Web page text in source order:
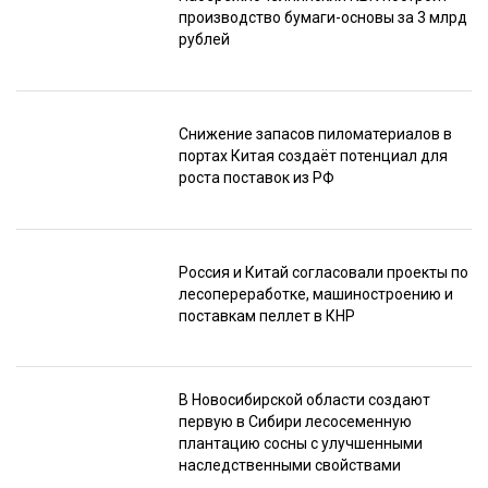
производство бумаги-основы за 3 млрд
рублей
Снижение запасов пиломатериалов в
портах Китая создаёт потенциал для
роста поставок из РФ
Россия и Китай согласовали проекты по
лесопереработке, машиностроению и
поставкам пеллет в КНР
В Новосибирской области создают
первую в Сибири лесосеменную
плантацию сосны с улучшенными
наследственными свойствами